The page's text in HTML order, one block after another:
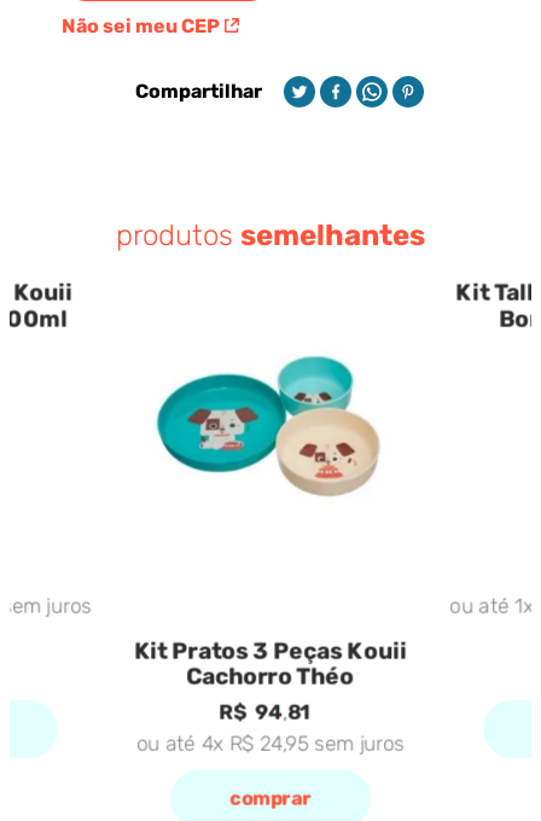
Não sei meu CEP
Compartilhar
produtos semelhantes
Kouii
juros
Kit Pratos 3 Peças Kouii
Cachorro Théo
R$ 94,81
ou até 4x R$ 24,95sem juros
comprar
Kit
ou até 1x